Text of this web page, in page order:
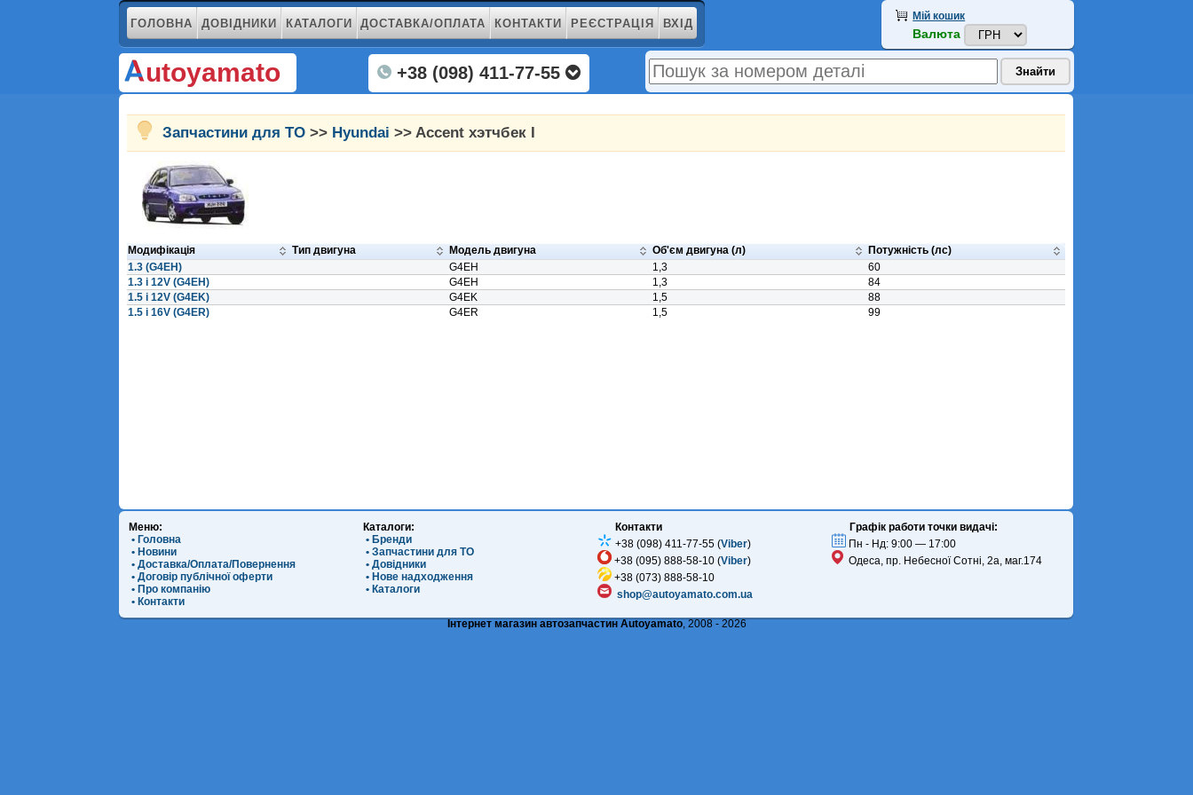
ГОЛОВНА ДОВІДНИКИ КАТАЛОГИ ДОСТАВКА/ОПЛАТА КОНТАКТИ РЕЄСТРАЦІЯ ВХІД
utoyamato +38 (098) 411-77-55
Мій кошик
Валюта
Запчастини для ТО >> Hyundai >> Accent хэтчбек I
Модифікація Тип двигуна Модель двигуна Об'єм двигуна (л)
Потужність (лс)
1.3 (G4EH)
G4EH 1,3
60
1.3 i 12V (G4EH)
G4EH 1,3
84
1.5 i 12V (G4EK)
G4EK 1,5
88
1.5 i 16V (G4ER)
G4ER 1,5 99
Меню:
• Головна
• Новини
• Доставка/Оплата/Повернення
• Договір публічної оферти
• Про компанію
• Контакти
Каталоги:
• Бренди
• Запчастини для ТО
• Довідники
• Нове надходження
• Каталоги
Контакти
+38 (098) 411-77-55 (Viber)
+38 (095) 888-58-10 (Viber)
+38 (073) 888-58-10
shop@autoyamato.com.ua
Графік работи точки видачі:
Пн - Нд: 9:00 — 17:00
Одеса, пр. Небесної Сотні, 2а, маг.174
Інтернет магазин автозапчастин Autoyamato, 2008 - 2026